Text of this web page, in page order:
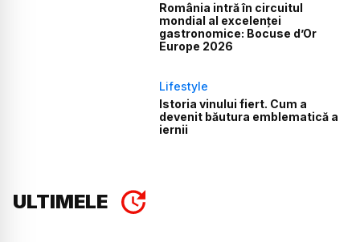
România intră în circuitul
mondial al excelenței
gastronomice: Bocuse d’Or
Europe 2026
Lifestyle
Istoria vinului fiert. Cum a
devenit băutura emblematică a
iernii
ULTIMELE